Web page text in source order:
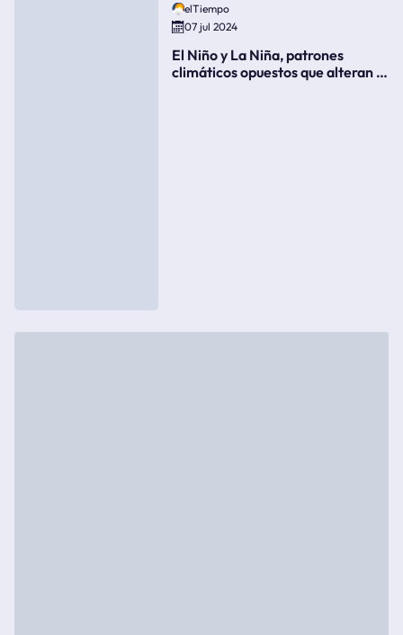
elTiempo
07 jul 2024
El Niño y La Niña, patrones
climáticos opuestos que alteran la